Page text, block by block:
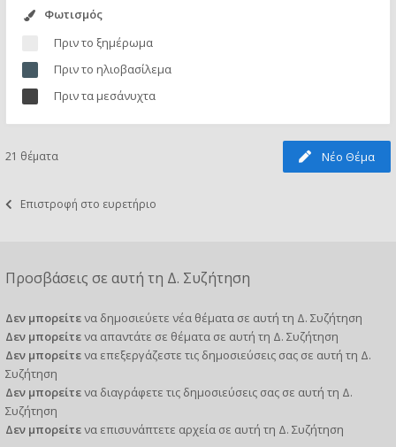
Φωτισμός
Πριν το ξημέρωμα
Πριν το ηλιοβασίλεμα
Πριν τα μεσάνυχτα
Νέο Θέμα
21 θέματα
Επιστροφή στο ευρετήριο
Προσβάσεις σε αυτή τη Δ. Συζήτηση
Δεν μπορείτενα δημοσιεύετε νέα θέματα σε αυτή τη Δ. Συζήτηση
Δεν μπορείτενα απαντάτε σε θέματα σε αυτή τη Δ. Συζήτηση
Δεν μπορείτενα επεξεργάζεστε τις δημοσιεύσεις σας σε αυτή τη Δ.
Συζήτηση
Δεν μπορείτενα διαγράφετε τις δημοσιεύσεις σας σε αυτή τη Δ.
Συζήτηση
Δεν μπορείτενα επισυνάπτετε αρχεία σε αυτή τη Δ. Συζήτηση